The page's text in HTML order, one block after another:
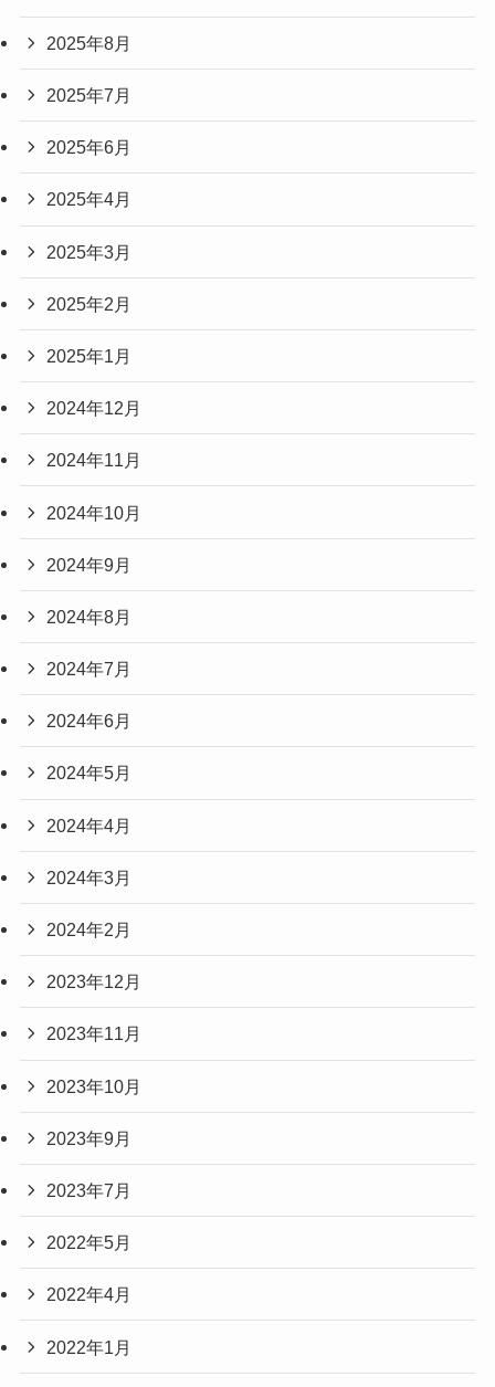
2025年8月
2025年7月
2025年6月
2025年4月
2025年3月
2025年2月
2025年1月
2024年12月
2024年11月
2024年10月
2024年9月
2024年8月
2024年7月
2024年6月
2024年5月
2024年4月
2024年3月
2024年2月
2023年12月
2023年11月
2023年10月
2023年9月
2023年7月
2022年5月
2022年4月
2022年1月